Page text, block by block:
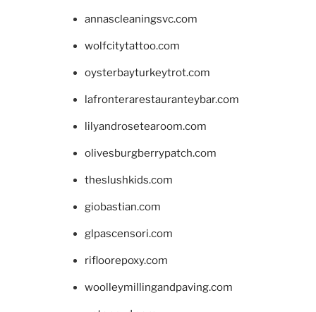
annascleaningsvc.com
wolfcitytattoo.com
oysterbayturkeytrot.com
lafronterarestauranteybar.com
lilyandrosetearoom.com
olivesburgberrypatch.com
theslushkids.com
giobastian.com
glpascensori.com
rifloorepoxy.com
woolleymillingandpaving.com